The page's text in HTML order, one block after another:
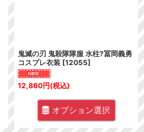
鬼滅の刃 鬼殺隊隊服 水柱?冨岡義勇
コスプレ衣装 [12055]
12,860円(税込)
オプション選択